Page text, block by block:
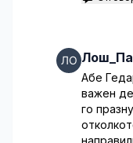
Абе
важен
го